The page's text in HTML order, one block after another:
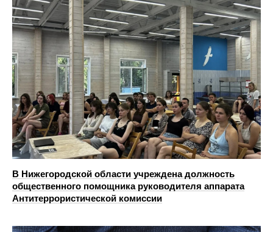
В Нижегородской области учреждена должность
общественного помощника руководителя аппарата
Антитеррористической комиссии